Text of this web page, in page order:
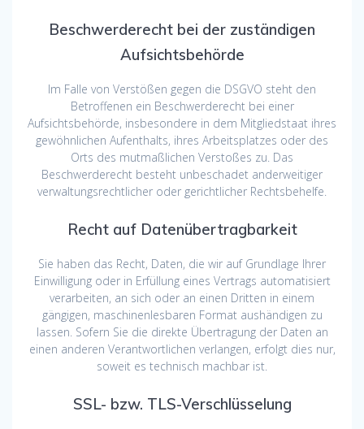
Beschwerde­recht bei der zuständigen
Aufsichts­behörde
Im Falle von Verstößen gegen die DSGVO steht den
Betroffenen ein Beschwerderecht bei einer
Aufsichtsbehörde, insbesondere in dem Mitgliedstaat ihres
gewöhnlichen Aufenthalts, ihres Arbeitsplatzes oder des
Orts des mutmaßlichen Verstoßes zu. Das
Beschwerderecht besteht unbeschadet anderweitiger
verwaltungsrechtlicher oder gerichtlicher Rechtsbehelfe.
Recht auf Daten­übertrag­barkeit
Sie haben das Recht, Daten, die wir auf Grundlage Ihrer
Einwilligung oder in Erfüllung eines Vertrags automatisiert
verarbeiten, an sich oder an einen Dritten in einem
gängigen, maschinenlesbaren Format aushändigen zu
lassen. Sofern Sie die direkte Übertragung der Daten an
einen anderen Verantwortlichen verlangen, erfolgt dies nur,
soweit es technisch machbar ist.
SSL- bzw. TLS-Verschlüsselung